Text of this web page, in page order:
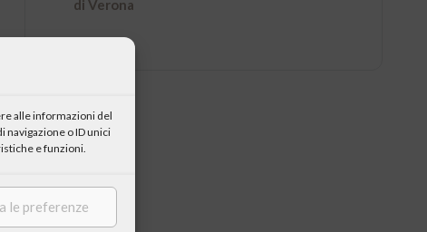
alle informazioni del
navigazione o ID unici
e funzioni.
le preferenze
di Verona